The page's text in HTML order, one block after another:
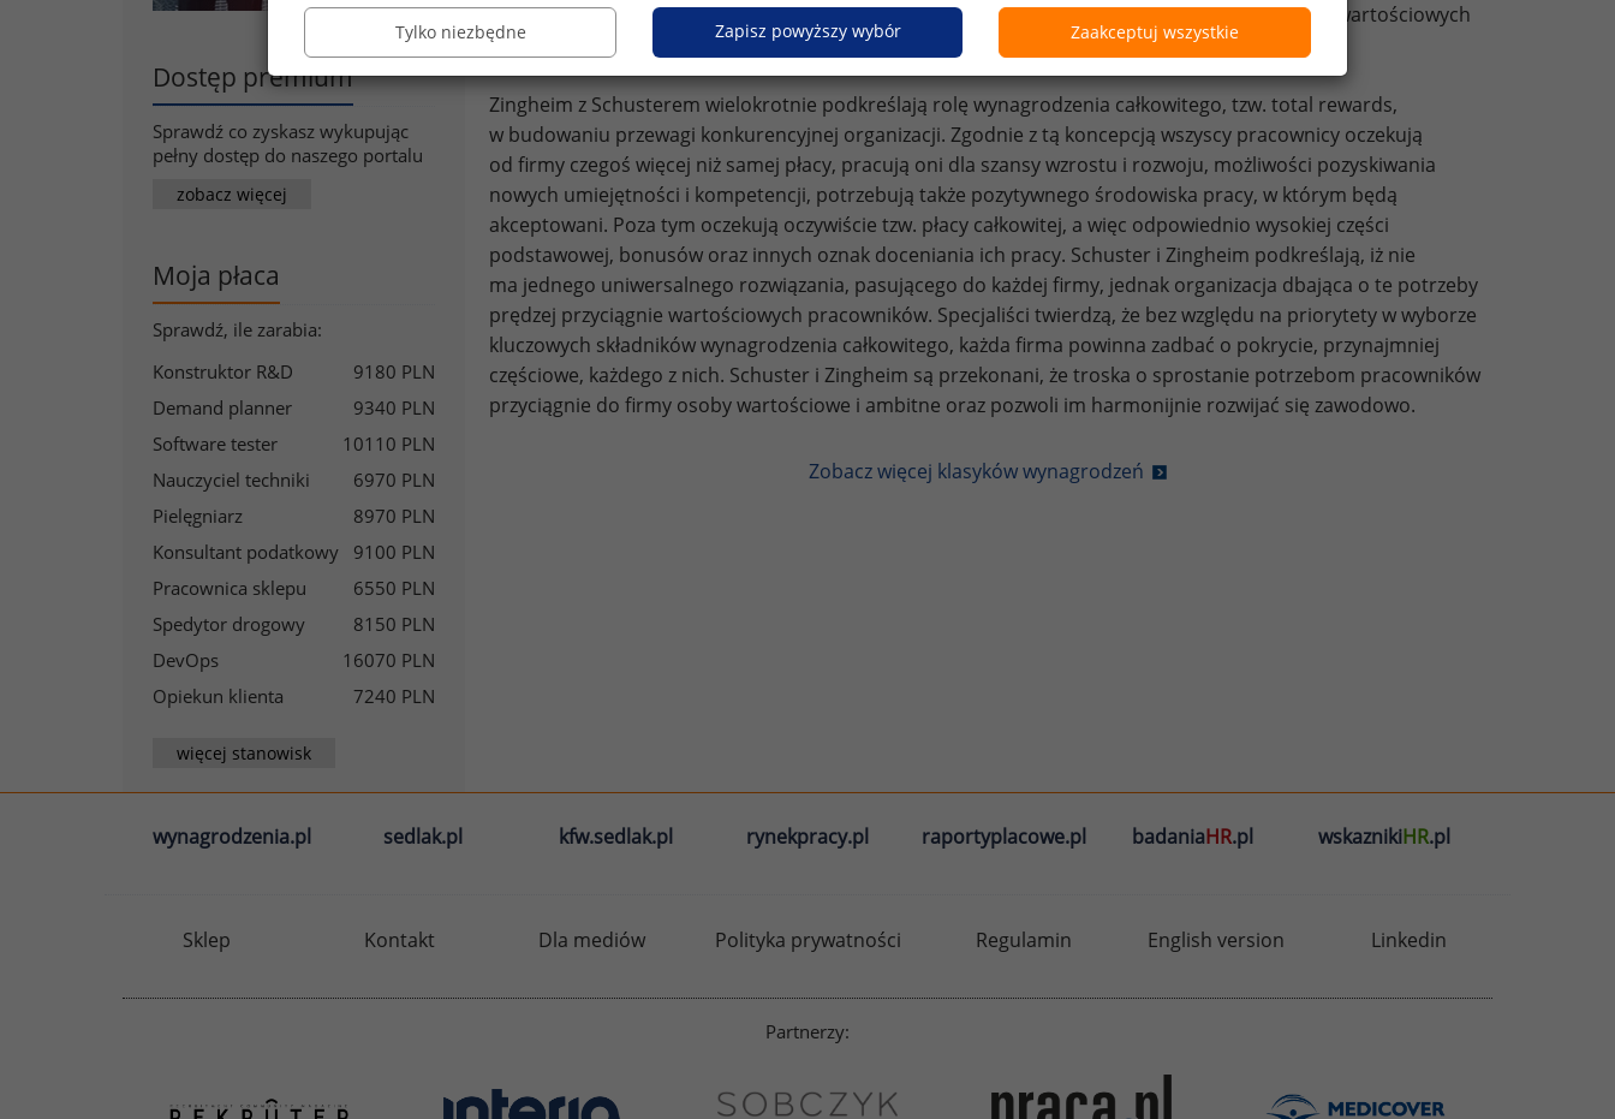
Dostęp premium
Sprawdź co zyskasz wykupując
pełny dostęp do naszego portalu
zobacz więcej
Moja płaca
Sprawdź, ile zarabia:
Konstruktor R&D
9180 PLN
Demand planner
9340 PLN
Software tester
10110 PLN
Nauczyciel techniki
6970 PLN
Pielęgniarz
8970 PLN
Konsultant podatkowy
9100 PLN
Pracownica sklepu
6550 PLN
Spedytor drogowy
8150 PLN
DevOps
16070 PLN
Opiekun klienta
7240 PLN
więcej stanowisk
dzięki czemu także uniknie się nadmiernie wysokich wynagrodzeń czy też przypadkowej utraty wartościowych
pracowników.
Zingheim z Schusterem wielokrotnie podkreślają rolę wynagrodzenia całkowitego, tzw. total rewards,
w budowaniu przewagi konkurencyjnej organizacji. Zgodnie z tą koncepcją wszyscy pracownicy oczekują
od firmy czegoś więcej niż samej płacy, pracują oni dla szansy wzrostu i rozwoju, możliwości pozyskiwania
nowych umiejętności i kompetencji, potrzebują także pozytywnego środowiska pracy, w którym będą
akceptowani. Poza tym oczekują oczywiście tzw. płacy całkowitej, a więc odpowiednio wysokiej części
podstawowej, bonusów oraz innych oznak doceniania ich pracy. Schuster i Zingheim podkreślają, iż nie
ma jednego uniwersalnego rozwiązania, pasującego do każdej firmy, jednak organizacja dbająca o te potrzeby
prędzej przyciągnie wartościowych pracowników. Specjaliści twierdzą, że bez względu na priorytety w wyborze
kluczowych składników wynagrodzenia całkowitego, każda firma powinna zadbać o pokrycie, przynajmniej
częściowe, każdego z nich. Schuster i Zingheim są przekonani, że troska o sprostanie potrzebom pracowników
przyciągnie do firmy osoby wartościowe i ambitne oraz pozwoli im harmonijnie rozwijać się zawodowo.
Zobacz więcej klasyków wynagrodzeń
wynagrodzenia.pl sedlak.pl kfw.sedlak.pl rynekpracy.pl raportyplacowe.pl badaniaHR.pl wskaznikiHR.pl
Sklep Kontakt Dla mediów Polityka prywatności Regulamin English version Linkedin
Partnerzy:
Tylko niezbędne Zapisz powyższy wybór Zaakceptuj wszystkie